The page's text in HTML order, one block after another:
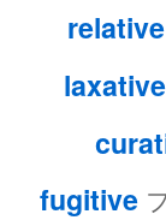
relative
laxative
fugitive